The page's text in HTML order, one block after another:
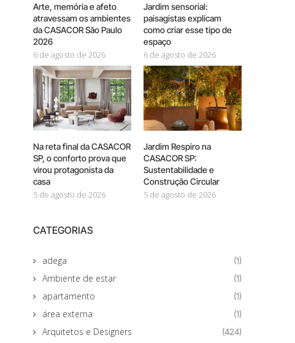
Arte, memória e afeto
atravessam os ambientes
da CASACOR São Paulo
2026
6 de agosto de 2026
Jardim sensorial:
paisagistas explicam
como criar esse tipo de
espaço
6 de agosto de 2026
Na reta final da CASACOR
SP, o conforto prova que
virou protagonista da
casa
5 de agosto de 2026
Jardim Respiro na
CASACOR SP:
Sustentabilidade e
Construção Circular
5 de agosto de 2026
CATEGORIAS
adega (1)
Ambiente de estar (1)
apartamento (1)
área externa (1)
Arquitetos e Designers (424)